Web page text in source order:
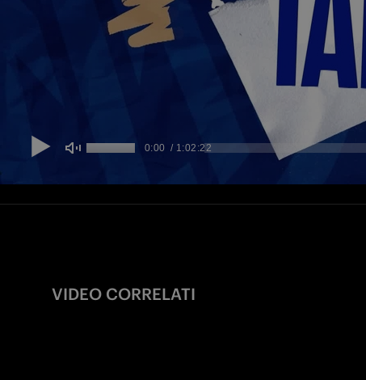
VIDEO CORRELATI